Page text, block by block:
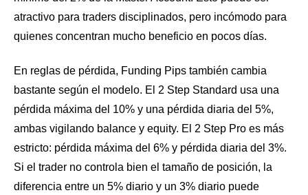
atractivo para traders disciplinados, pero incómodo para
quienes concentran mucho beneficio en pocos días.
En reglas de pérdida, Funding Pips también cambia
bastante según el modelo. El 2 Step Standard usa una
pérdida máxima del 10% y una pérdida diaria del 5%,
ambas vigilando balance y equity. El 2 Step Pro es más
estricto: pérdida máxima del 6% y pérdida diaria del 3%.
Si el trader no controla bien el tamaño de posición, la
diferencia entre un 5% diario y un 3% diario puede